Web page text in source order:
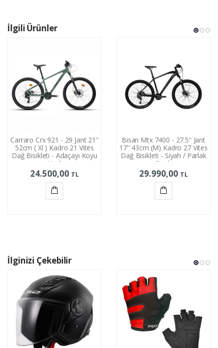
İlgili Ürünler
Carraro Crx 921 - 29 Jant 21''
52cm ( Xl ) Kadro 21 Vites
Dağ Bisikleti - Adaçayı Koyu
Yeşil
24.500,00 TL
Bisan Mtx 7400 - 27.5'' Jant
17'' 43cm (M) Kadro 27 Vites
Dağ Bisikleti - Siyah / Parlak
Siyah
29.990,00 TL
İlginizi Çekebilir